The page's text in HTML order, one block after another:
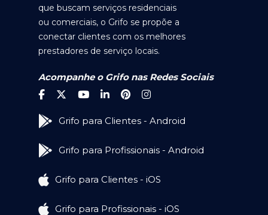
que buscam serviços residenciais
ou comerciais, o Grifo se propõe a
conectar clientes com os melhores
prestadores de serviço locais.
Acompanhe o Grifo nas Redes Sociais
Grifo para Clientes - Android
Grifo para Profissionais - Android
Grifo para Clientes - iOS
Grifo para Profissionais - iOS